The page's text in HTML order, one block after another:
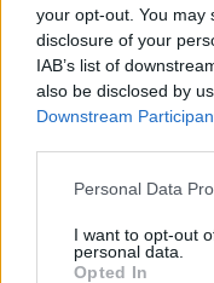
your opt-out. You may
disclosure of your
IAB’s list of
also be disclosed by
Downstream
Personal Data
I want to opt-out
personal data.
Opted In
28/07/2026
Solar Panel
Πλήρης απασχόληση